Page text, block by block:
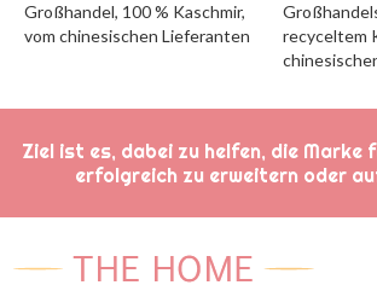
Großhandel, 100 % Kaschmir,
vom chinesischen Lieferanten
recyceltem
Ziel ist es, dabei zu helfen, die Marke
erfolgreich zu erweitern oder